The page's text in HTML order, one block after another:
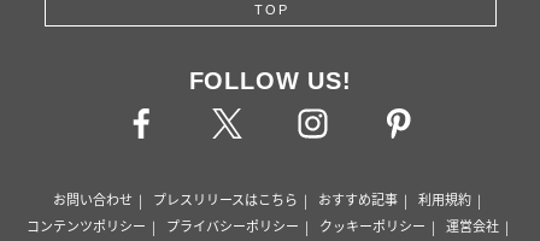
TOP
FOLLOW US!
お問い合わせ プレスリリースはこちら おすすめ記事
利用規約
コンテンツポリシー
プライバシーポリシー クッキーポリシー 運営会社